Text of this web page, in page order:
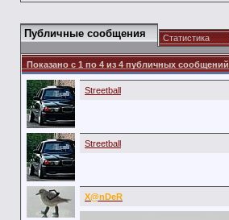
Публичные сообщения Статистика
Показано с 1 по4из4публичных сообщений
Streetball
Streetball
X@nDeR